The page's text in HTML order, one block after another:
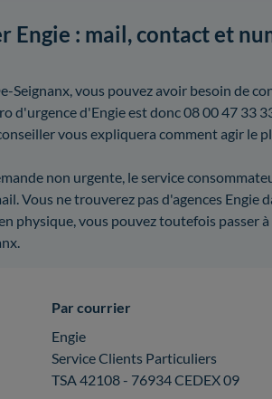
Engie : mail, contact et
Seignanx, vous pouvez avoir besoin de
d'urgence d'Engie est donc 08 00 47 33
vous expliquera comment agir le
non urgente, le service
Vous ne trouverez pas d'agences Engie
physique, vous pouvez toutefois passer
Par courrier
Engie
Service Clients Particuliers
TSA 42108 - 76934 CEDEX 09